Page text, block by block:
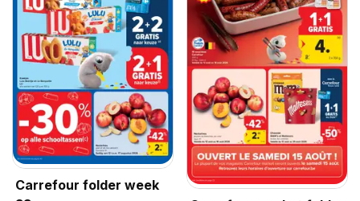
Carrefour folder week